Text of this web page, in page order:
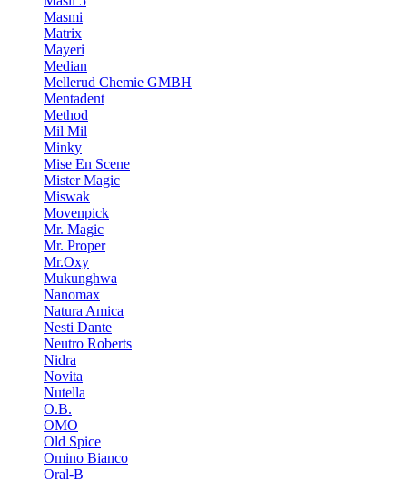
Masmi
Matrix
Mayeri
Median
Mellerud Chemie GMBH
Mentadent
Method
Mil Mil
Minky
Mise En Scene
Mister Magic
Miswak
Movenpick
Mr. Magic
Mr. Proper
Mr.Oxy
Mukunghwa
Nanomax
Natura Amica
Nesti Dante
Neutro Roberts
Nidra
Novita
Nutella
O.B.
OMO
Old Spice
Omino Bianco
Oral-B